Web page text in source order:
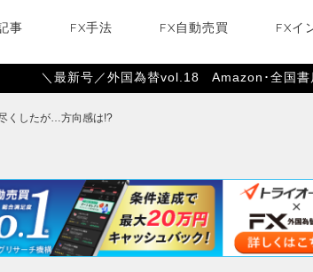
事 FX手法 FX自動売買 FXイ
＼最新号／外国為替vol.18 Amazon･全国書
くしたが…方向感は!?